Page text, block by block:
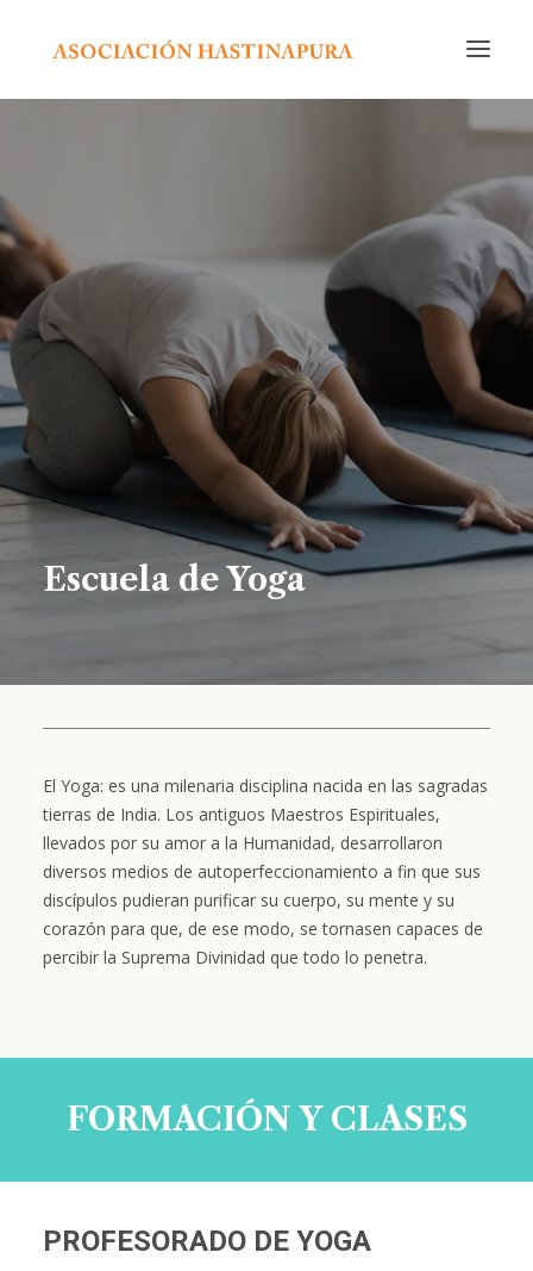
NOSOTROS
RADIO
CONTACTO
Escuela de Yoga
El Yoga: es una milenaria disciplina nacida en las sagradas
tierras de India. Los antiguos Maestros Espirituales,
llevados por su amor a la Humanidad, desarrollaron
diversos medios de autoperfeccionamiento a fin que sus
discípulos pudieran purificar su cuerpo, su mente y su
corazón para que, de ese modo, se tornasen capaces de
percibir la Suprema Divinidad que todo lo penetra.
FORMACIÓN Y CLASES
PROFESORADO DE YOGA